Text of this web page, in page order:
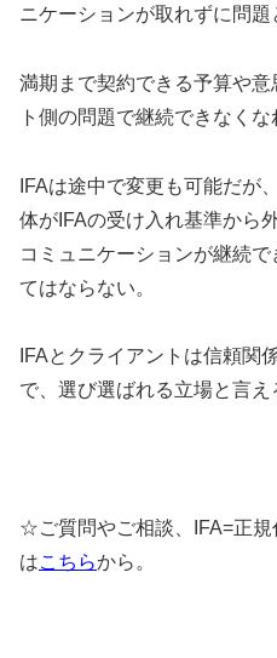
ニケーションが取れずに問題
満期まで契約できる予算や
ト側の問題で継続できなくな
IFAは途中で変更も可能だが
体がIFAの受け入れ基準から
コミュニケーションが継続で
てはならない。
IFAとクライアントは信頼関
で、選び選ばれる立場と言え
☆ご質問やご相談、IFA=正
はこちらから。